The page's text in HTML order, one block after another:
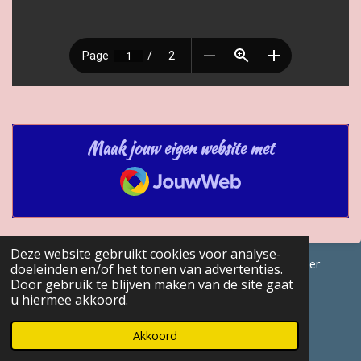
Deze website gebruikt cookies voor analyse-
doeleinden en/of het tonen van advertenties.
Door gebruik te blijven maken van de site gaat
u hiermee akkoord.
Akkoord
Maak jouw eigen website met
JouwWeb
© 2017 - 2026 GENEALOGISCHE Bijdragen Marc Van Acker
Powered byJouwWeb